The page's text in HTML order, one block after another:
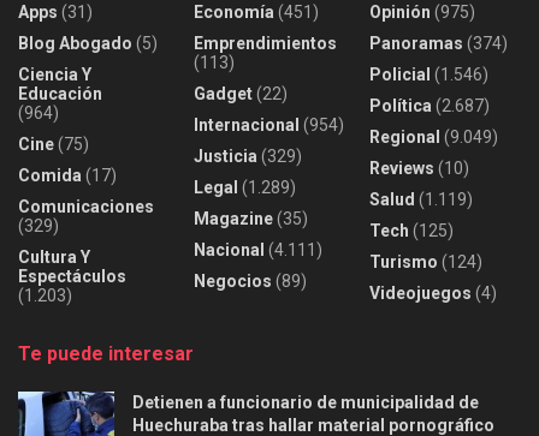
Apps (31)
Blog Abogado (5)
Ciencia Y
Educación
(964)
Cine(75)
Comida (17)
Comunicaciones
(329)
Cultura Y
Espectáculos
(1.203)
Economía (451)
Emprendimientos
(113)
Gadget(22)
Internacional (954)
Justicia (329)
Legal (1.289)
Magazine(35)
Nacional (4.111)
Negocios (89)
Opinión (975)
Panoramas (374)
Policial (1.546)
Política (2.687)
Regional (9.049)
Reviews (10)
Salud (1.119)
Tech (125)
Turismo (124)
Videojuegos (4)
Te puede interesar
Detienen a funcionario de municipalidad de
Huechuraba tras hallar material pornográfico